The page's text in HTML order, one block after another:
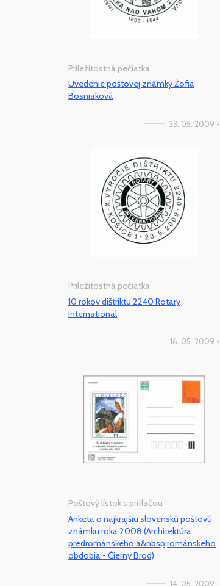
Príležitostná pečiatka
Uvedenie poštovej známky Žofia
Bosniaková
23. 05. 2009 -
Príležitostná pečiatka
10 rokov dištriktu 2240 Rotary
International
16. 05. 2009 -
Poštový lístok s prítlačou
Anketa o najkrajšiu slovenskú poštovú
známku roka 2008 (Architektúra
predrománskeho a&nbsp;románskeho
obdobia - Čierny Brod)
14. 05. 2009 -